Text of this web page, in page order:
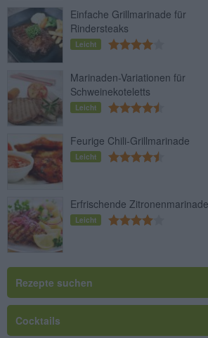
Einfache Grillmarinade für
Rindersteaks
Leicht
Marinaden-Variationen für
Schweinekoteletts
Leicht
Feurige Chili-Grillmarinade
Leicht
Erfrischende Zitronenmarinade
Leicht
Rezepte suchen
Cocktails